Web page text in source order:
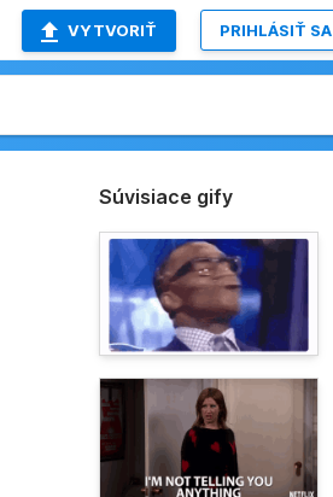
VYTVORIŤ PRIHLÁSIŤ SA
Súvisiace gify